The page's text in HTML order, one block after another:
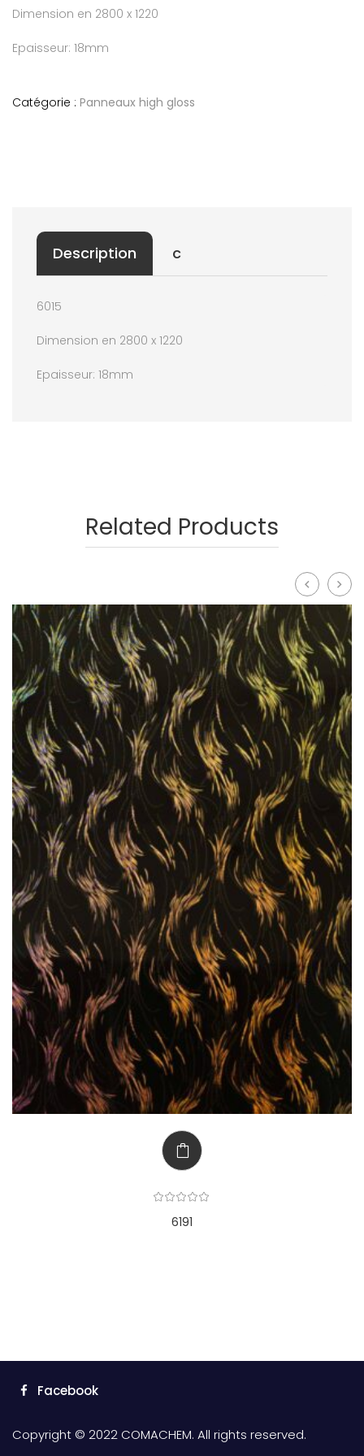
Dimension en 2800 x 1220
Epaisseur: 18mm
Catégorie : Panneaux high gloss
Description c
6015
Dimension en 2800 x 1220
Epaisseur: 18mm
Related Products
6191
prevnext
Facebook
Copyright © 2022 COMACHEM. All rights reserved.